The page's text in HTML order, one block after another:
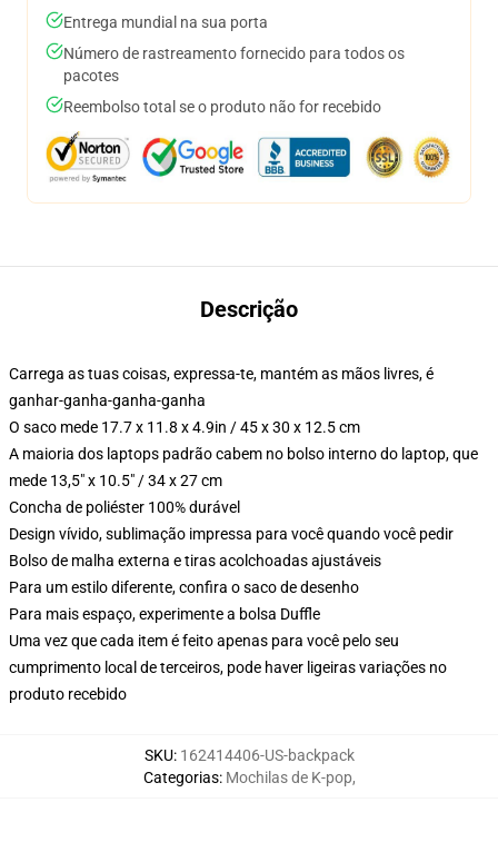
Entrega mundial na sua porta
Número de rastreamento fornecido para todos os
pacotes
Reembolso total se o produto não for recebido
Descrição
Carrega as tuas coisas, expressa-te, mantém as mãos livres, é
ganhar-ganha-ganha-ganha
O saco mede 17.7 x 11.8 x 4.9in / 45 x 30 x 12.5 cm
A maioria dos laptops padrão cabem no bolso interno do laptop, que
mede 13,5" x 10.5" / 34 x 27 cm
Concha de poliéster 100% durável
Design vívido, sublimação impressa para você quando você pedir
Bolso de malha externa e tiras acolchoadas ajustáveis
Para um estilo diferente, confira o saco de desenho
Para mais espaço, experimente a bolsa Duffle
Uma vez que cada item é feito apenas para você pelo seu
cumprimento local de terceiros, pode haver ligeiras variações no
produto recebido
SKU: 162414406-US-backpack
Categorias: Mochilas de K-pop,